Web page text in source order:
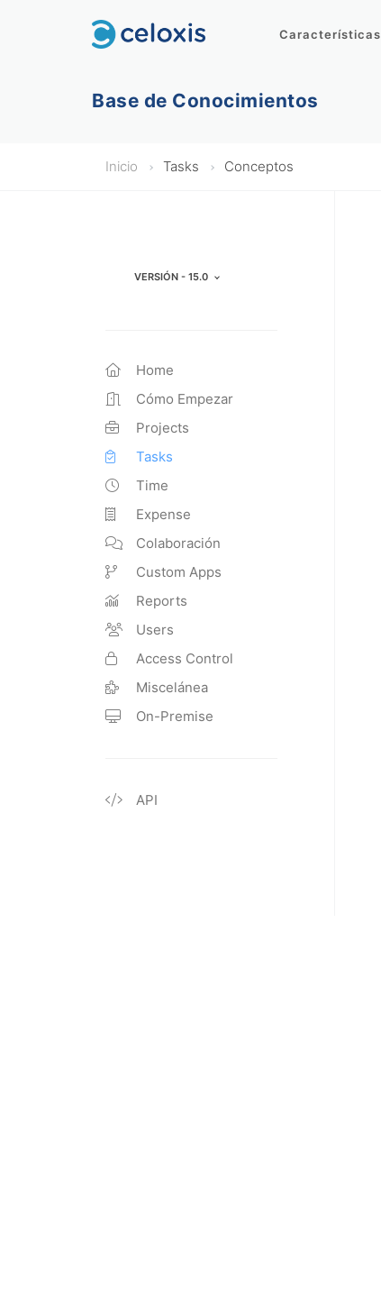
Características
Base de Conocimientos
Inicio Tasks Conceptos
Versión - 15.0
Home
Cómo Empezar
Projects
Tasks
Time
Expense
Colaboración
Custom Apps
Reports
Users
Access Control
Miscelánea
On-Premise
API